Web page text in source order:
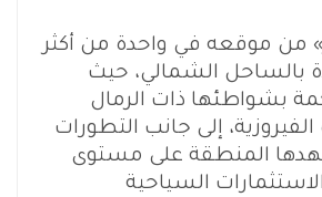
من موقعه في واحدة من أكثر
بالساحل الشمالي، حيث
بشواطئها ذات الرمال
الفيروزية، إلى جانب التطورات
المنطقة على مستوى
السياحية